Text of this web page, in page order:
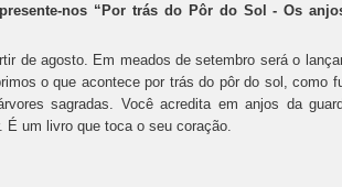
nos “Por trás do Pôr do Sol - Os
de agosto. Em meados de setembro será o
o que acontece por trás do pôr do sol, como
sagradas. Você acredita em anjos da
É um livro que toca o seu coração.